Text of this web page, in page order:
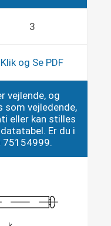
3
Klik og Se PDF
vejlende, og
som vejledende,
eller kan stilles
Er du i
75154999.